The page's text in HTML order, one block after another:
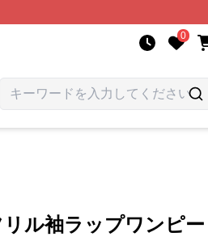
0
ル袖ラップワンピー